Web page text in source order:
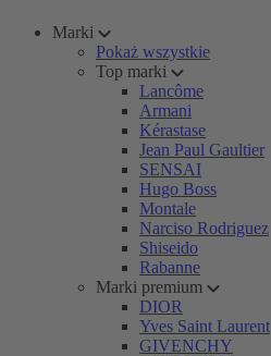
Marki
Pokaż wszystkie
Top marki
Lancôme
Armani
Kérastase
Jean Paul Gaultier
SENSAI
Hugo Boss
Montale
Narciso Rodriguez
Shiseido
Rabanne
Marki premium
DIOR
Yves Saint Laurent
GIVENCHY